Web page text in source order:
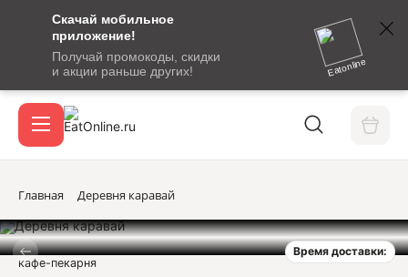
Скачай мобильное
приложение!
Получай промокоды, скидки
и акции раньше других!
Eatonline
сообщение
кодом
подтверждения
Вход / регистрация
Акции
Главная Деревня каравай
Время доставки:
кафе-пекарня